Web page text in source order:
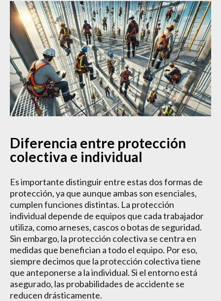
Diferencia entre protección
colectiva e individual
Es importante distinguir entre estas dos formas de
protección, ya que aunque ambas son esenciales,
cumplen funciones distintas. La protección
individual depende de equipos que cada trabajador
utiliza, como arneses, cascos o botas de seguridad.
Sin embargo, la protección colectiva se centra en
medidas que benefician a todo el equipo. Por eso,
siempre decimos que la protección colectiva tiene
que anteponerse a la individual. Si el entorno está
asegurado, las probabilidades de accidente se
reducen drásticamente.